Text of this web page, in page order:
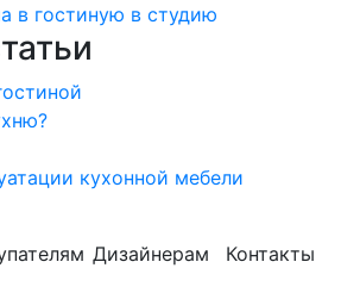
в гостиную в студию
кухонной мебели
Дизайнерам Контакты